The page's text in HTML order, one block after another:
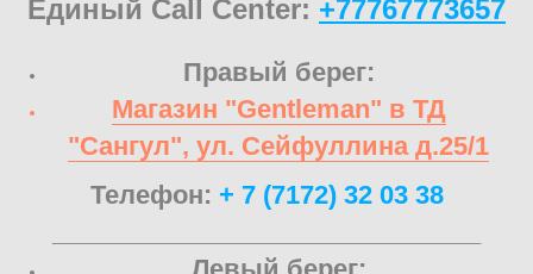
Единый Call Center: +77767773657
Правый берег:
Магазин "Gentleman" в ТД
"Сангул", ул. Сейфуллина д.25/1
Телефон: + 7 (7172) 32 03 38